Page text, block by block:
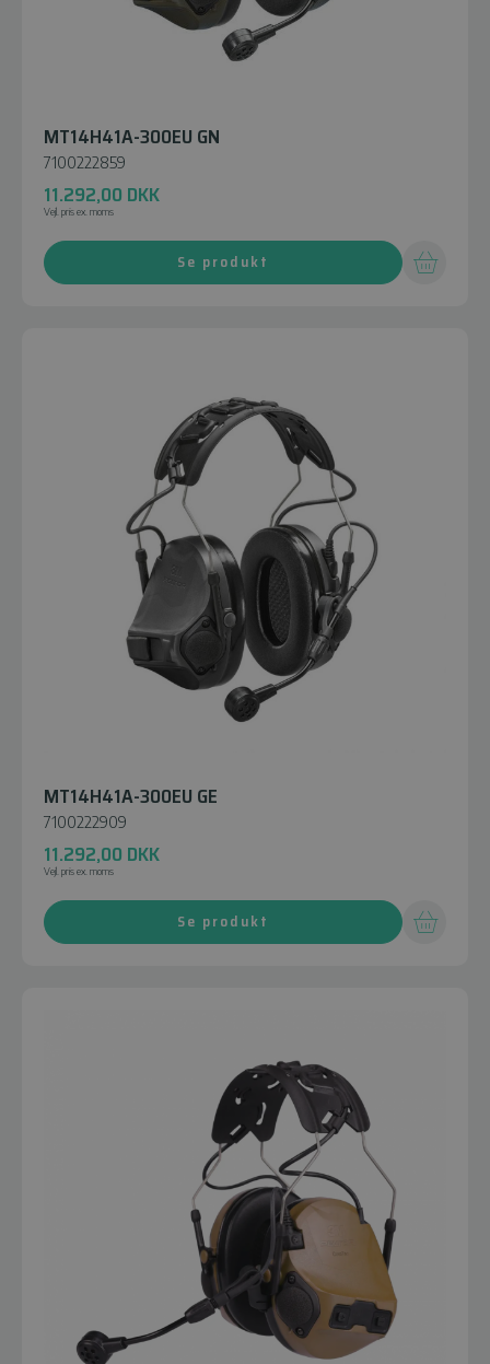
MT14H41A-300EU GN
7100222859
11.292,00 DKK
Vejl. pris ex. moms
Se produkt
MT14H41A-300EU GE
7100222909
11.292,00 DKK
Vejl. pris ex. moms
Se produkt